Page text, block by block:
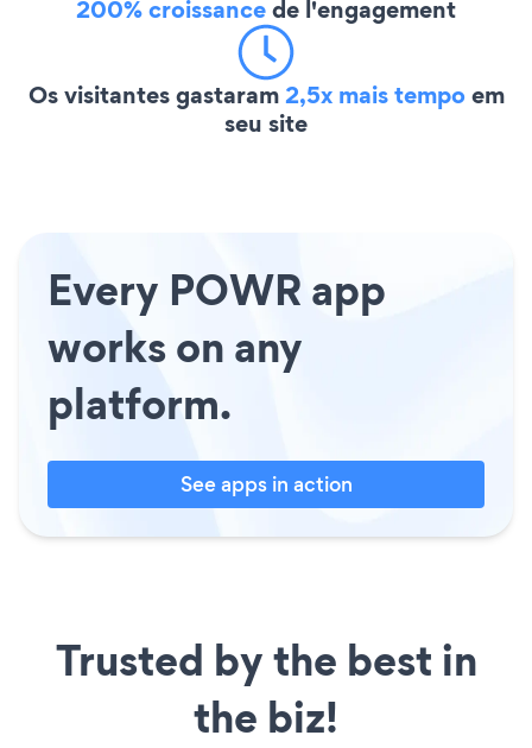
200% croissancede l'engagement
Os visitantes gastaram2,5x mais tempoem
seu site
Every POWR app
works on any
platform.
See apps in action
Trusted by the best in
the biz!